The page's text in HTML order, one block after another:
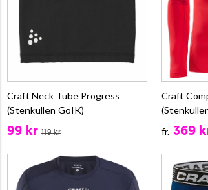
Craft Neck Tube Progress
(Stenkullen GoIK)
99 kr 119 kr
Craft
fr. 369